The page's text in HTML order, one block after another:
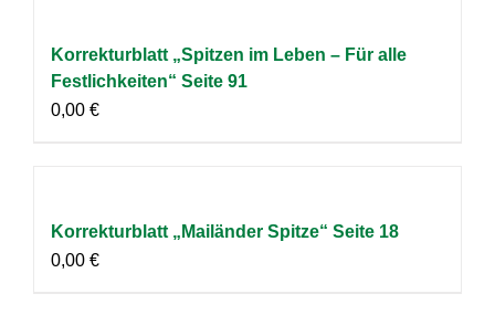
Korrekturblatt „Spitzen im Leben – Für alle
Festlichkeiten“ Seite 91
0,00 €
Korrekturblatt „Mailänder Spitze“ Seite 18
0,00 €